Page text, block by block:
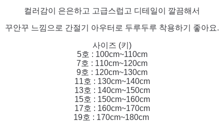
컬러감이 은은하고 고급스럽고 디테일이 깔끔해서
꾸안꾸 느낌으로 간절기 아우터로 두루두루 착용하기 좋아요.
사이즈 (키)
5호 : 100cm~110cm
7호 : 110cm~120cm
9호 : 120cm~130cm
11호 : 130cm~140cm
13호 : 140cm~150cm
15호 : 150cm~160cm
17호 : 160cm~170cm
19호 : 170cm~180cm